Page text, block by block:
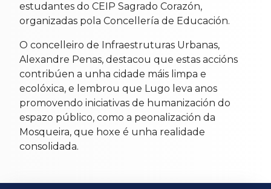
estudantes do CEIP Sagrado Corazón,
organizadas pola Concellería de Educación.
O concelleiro de Infraestruturas Urbanas,
Alexandre Penas, destacou que estas accións
contribúen a unha cidade máis limpa e
ecolóxica, e lembrou que Lugo leva anos
promovendo iniciativas de humanización do
espazo público, como a peonalización da
Mosqueira, que hoxe é unha realidade
consolidada.